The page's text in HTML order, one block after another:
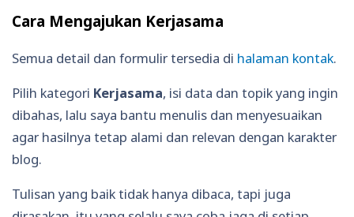
Cara Mengajukan Kerjasama
Semua detail dan formulir tersedia di halaman kontak.
Pilih kategori Kerjasama, isi data dan topik yang ingin
dibahas, lalu saya bantu menulis dan menyesuaikan
agar hasilnya tetap alami dan relevan dengan karakter
blog.
Tulisan yang baik tidak hanya dibaca, tapi juga